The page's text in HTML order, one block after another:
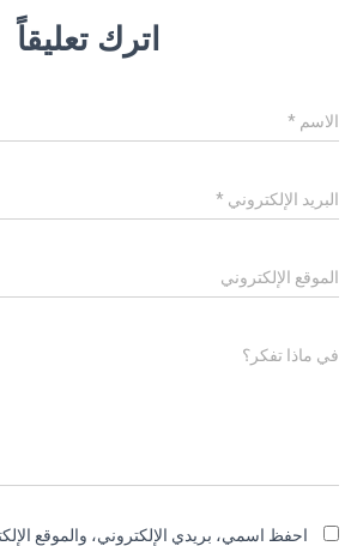
اترك تعليقاً
الاسم *
البريد الإلكتروني *
الموقع الإلكتروني
في ماذا تفكر؟
احفظ اسمي، بريدي الإلكتروني، والموقع